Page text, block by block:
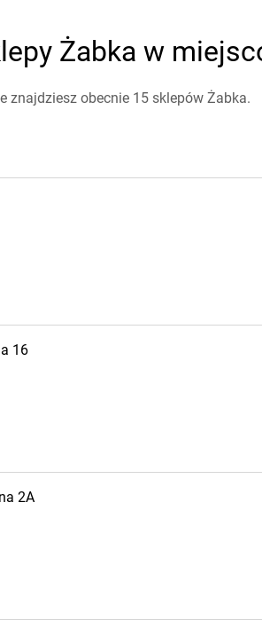
Żabka w
znajdziesz obecnie 15 sklepów Żabka.
16
2A